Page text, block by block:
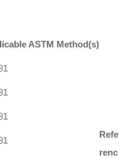
ASTM Method(s)
Refe
renc